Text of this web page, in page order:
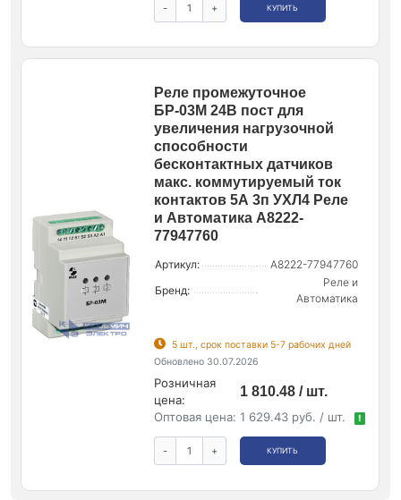
- + КУПИТЬ
Реле промежуточное
БР-03М 24В пост для
увеличения нагрузочной
способности
бесконтактных датчиков
макс. коммутируемый ток
контактов 5А 3п УХЛ4 Реле
и Автоматика A8222-
77947760
Артикул:
A8222-77947760
Бренд:
Реле и
Автоматика
5 шт., срок поставки 5-7 рабочих дней
Обновлено 30.07.2026
Розничная
цена:
1 810.48 / шт.
Оптовая цена: 1 629.43 руб. / шт. !
- + КУПИТЬ